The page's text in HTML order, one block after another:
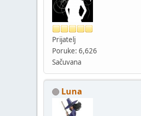
Prijatelj
Poruke: 6,626
Sačuvana
Luna